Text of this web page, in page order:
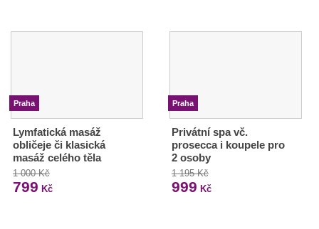
Praha
Lymfatická masáž
obličeje či klasická
masáž celého těla
1 000 Kč
799 Kč
Praha
Privátní spa vč.
prosecca i koupele pro
2 osoby
1 195 Kč
999 Kč